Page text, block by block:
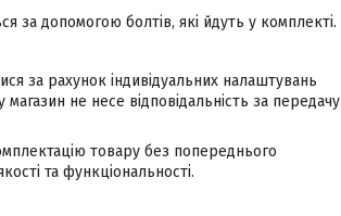
за допомогою болтів, які йдуть у комплекті.
за рахунок індивідуальних налаштувань
не несе відповідальність за передачу
товару без попереднього
та функціональності.